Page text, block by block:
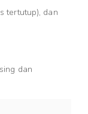
tertutup), dan
dan